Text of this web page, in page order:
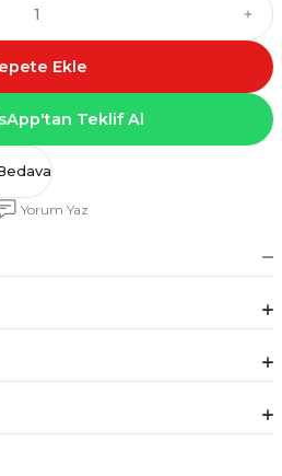
Ekle
Teklif Al
Yorum Yaz